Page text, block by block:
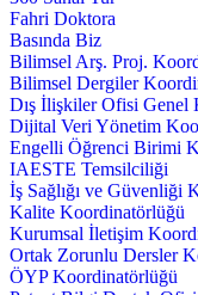
Fahri Doktora
Basında Biz
Bilimsel Arş. Proj.
Bilimsel Dergiler
Dış İlişkiler Ofisi Genel
Dijital Veri Yönetim
Engelli Öğrenci Birimi
IAESTE Temsilciliği
İş Sağlığı ve Güvenliği
Kalite Koordinatörlüğü
Kurumsal İletişim
Ortak Zorunlu Dersler
ÖYP Koordinatörlüğü